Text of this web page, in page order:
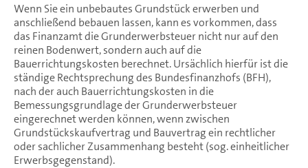
Wenn Sie ein unbebautes Grundstück erwerben und
anschließend bebauen lassen, kann es vorkommen, dass
das Finanzamt die Grunderwerbsteuer nicht nur auf den
reinen Bodenwert, sondern auch auf die
Bauerrichtungskosten berechnet. Ursächlich hierfür ist die
ständige Rechtsprechung des Bundesfinanzhofs (BFH),
nach der auch Bauerrichtungskosten in die
Bemessungsgrundlage der Grunderwerbsteuer
eingerechnet werden können, wenn zwischen
Grundstückskaufvertrag und Bauvertrag ein rechtlicher
oder sachlicher Zusammenhang besteht (sog. einheitlicher
Erwerbsgegenstand).